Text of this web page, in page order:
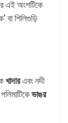
এই অংশটিকে
বা শিলিগুড়ি
খাদারএবং নদী
ভাঙর